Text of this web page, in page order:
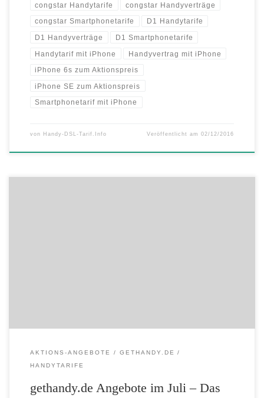
congstar Handytarife congstar Handyverträge
congstar Smartphonetarife D1 Handytarife
D1 Handyverträge D1 Smartphonetarife
Handytarif mit iPhone Handyvertrag mit iPhone
iPhone 6s zum Aktionspreis
iPhone SE zum Aktionspreis
Smartphonetarif mit iPhone
von Handy-DSL-Tarif.Info Veröffentlicht am02/12/2016
AKTIONS-ANGEBOTE
GETHANDY.DE
HANDYTARIFE
gethandy.de Angebote im Juli – Das